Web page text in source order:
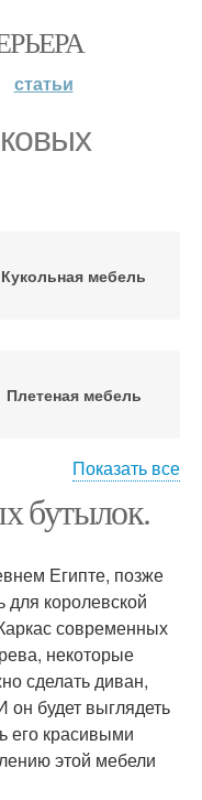
статьи
Кукольная мебель
Плетеная мебель
Скамейка из
бутылок
"кресло из
бутылок
Руки из бутылок
Показать все
бутылок.
Египте, позже
для королевской
современных
некоторые
сделать диван,
он будет выглядеть
его красивыми
этой мебели